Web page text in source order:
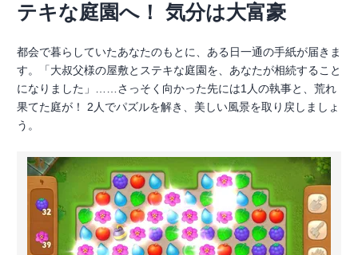
テキな庭園へ！ 気分は大富豪
都会で暮らしていたあなたのもとに、ある日一通の手紙が届きま
す。「大叔父様の屋敷とステキな庭園を、あなたが相続すること
になりました」……さっそく向かった先には1人の執事と、荒れ
果てた庭が！ 2人でパズルを解き、美しい風景を取り戻しましょ
う。